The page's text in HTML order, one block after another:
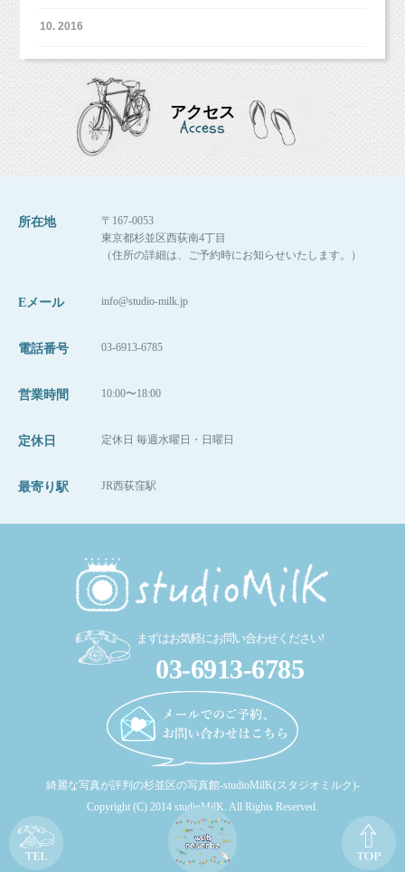
10. 2016
アクセス
Access
所在地
〒167-0053
東京都杉並区西荻南4丁目
（住所の詳細は、ご予約時にお知らせいたします。）
Eメール info@studio-milk.jp
電話番号 03-6913-6785
営業時間 10:00〜18:00
定休日 定休日 毎週水曜日・日曜日
最寄り駅 JR西荻窪駅
まずはお気軽にお問い合わせください!
03-6913-6785
綺麗な写真が評判の杉並区の写真館-studioMilK(スタジオミルク)-
Copyright (C) 2014 studioMilK. All Rights Reserved.